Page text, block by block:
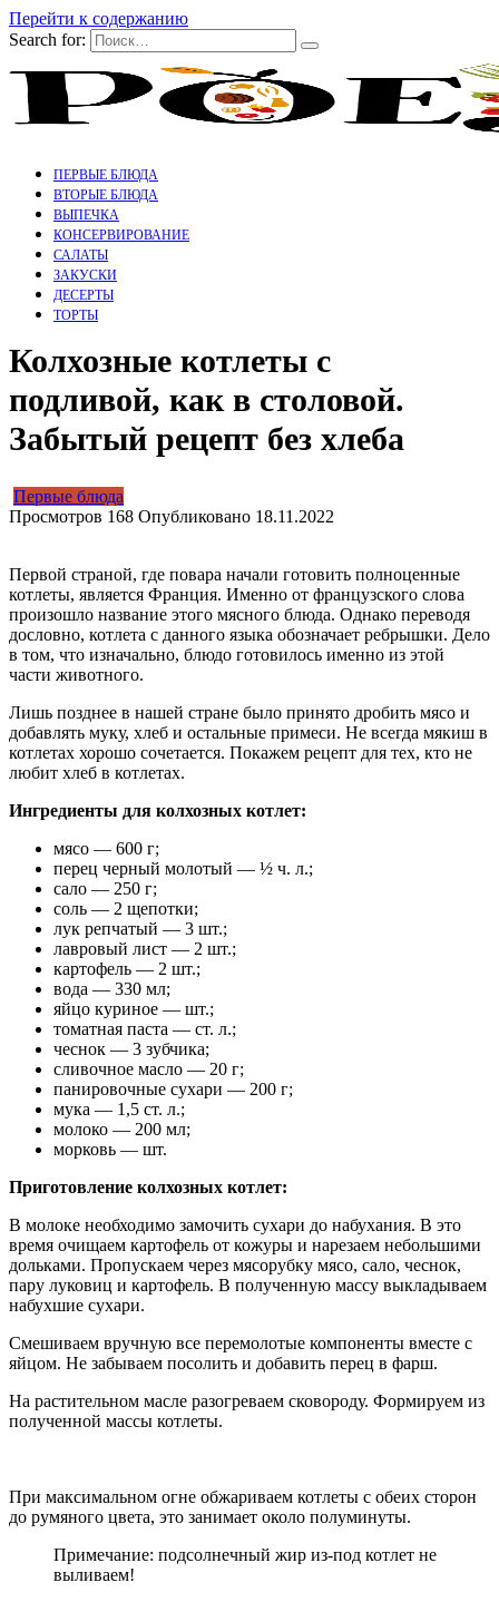
Перейти к содержанию
Search for:
ПЕРВЫЕ БЛЮДА
ВТОРЫЕ БЛЮДА
ВЫПЕЧКА
КОНСЕРВИРОВАНИЕ
САЛАТЫ
ЗАКУСКИ
ДЕСЕРТЫ
ТОРТЫ
Колхозные котлеты с
подливой, как в столовой.
Забытый рецепт без хлеба
Первые блюда
Просмотров 168 Опубликовано 18.11.2022
Первой страной, где повара начали готовить полноценные
котлеты, является Франция. Именно от французского слова
произошло название этого мясного блюда. Однако переводя
дословно, котлета с данного языка обозначает ребрышки. Дело
в том, что изначально, блюдо готовилось именно из этой
части животного.
Лишь позднее в нашей стране было принято дробить мясо и
добавлять муку, хлеб и остальные примеси. Не всегда мякиш в
котлетах хорошо сочетается. Покажем рецепт для тех, кто не
любит хлеб в котлетах.
Ингредиенты для колхозных котлет:
мясо — 600 г;
перец черный молотый — ½ ч. л.;
сало — 250 г;
соль — 2 щепотки;
лук репчатый — 3 шт.;
лавровый лист — 2 шт.;
картофель — 2 шт.;
вода — 330 мл;
яйцо куриное — шт.;
томатная паста — ст. л.;
чеснок — 3 зубчика;
сливочное масло — 20 г;
панировочные сухари — 200 г;
мука — 1,5 ст. л.;
молоко — 200 мл;
морковь — шт.
Приготовление колхозных котлет:
В молоке необходимо замочить сухари до набухания. В это
время очищаем картофель от кожуры и нарезаем небольшими
дольками. Пропускаем через мясорубку мясо, сало, чеснок,
пару луковиц и картофель. В полученную массу выкладываем
набухшие сухари.
Смешиваем вручную все перемолотые компоненты вместе с
яйцом. Не забываем посолить и добавить перец в фарш.
На растительном масле разогреваем сковороду. Формируем из
полученной массы котлеты.
При максимальном огне обжариваем котлеты с обеих сторон
до румяного цвета, это занимает около полуминуты.
Примечание: подсолнечный жир из-под котлет не
выливаем!